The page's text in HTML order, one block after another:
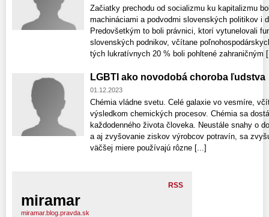
Začiatky prechodu od socializmu ku kapitalizmu
machináciami a podvodmi slovenských politikov i
Predovšetkým to boli právnici, ktorí vytunelovali
slovenských podnikov, včítane
tých lukratívnych 20 % boli pohltené zahraničným
LGBTI ako novodobá choroba ľudstva
01.12.2023
Chémia vládne svetu. Celé galaxie vo vesmíre,
výsledkom chemických procesov. Chémia sa
každodenného života človeka. Neustále snahy o
a aj zvyšovanie ziskov výrobcov potravín, sa
väčšej miere používajú rôzne [...]
RSS
miramar
miramar.blog.pravda.sk